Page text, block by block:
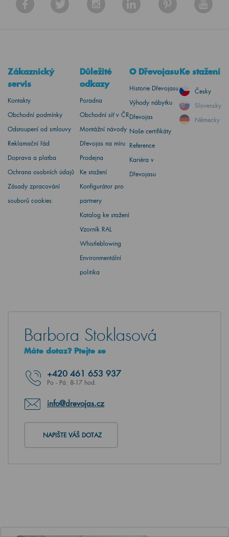
Zákaznický
servis
Kontakty
Obchodní podmínky
Odstoupení od smlouvy
Reklamační řád
Doprava a platba
Ochrana osobních údajů
Zásady zpracování
souborů cookies
Důležité
odkazy
Poradna
Obchodní síť v ČR
Montážní návody
Dřevojas na míru
Prodejna
Ke stažení
Konfigurátor pro
partnery
Katalog ke stažení
Vzorník RAL
Whistleblowing
Environmentální
politika
O Dřevojasu
Historie Dřevojasu
Výhody nábytku
Dřevojas
Naše certifikáty
Reference
Kariéra v
Dřevojasu
Ke stažení
Česky
Slovensky
Německy
Barbora Stoklasová
Máte dotaz? Ptejte se
+420 461 653 937
Po - Pá: 8-17 hod.
info@drevojas.cz
NAPIŠTE VÁŠ DOTAZ